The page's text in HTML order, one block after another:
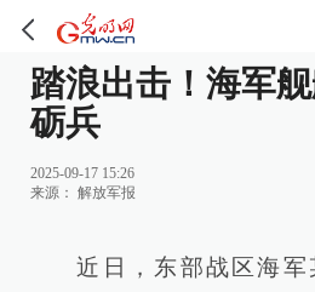
踏浪出击！海军
砺兵
2025-09-17 15:26
来源： 解放军报
近日，东部战区海